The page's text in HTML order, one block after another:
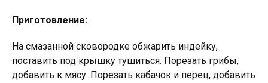
Приготовление:
На смазанной сковородке обжарить индейку,
поставить под крышку тушиться. Порезать грибы,
добавить к мясу. Порезать кабачок и перец, добавить